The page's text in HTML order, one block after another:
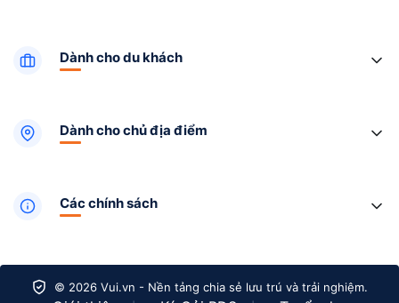
Dành cho du khách
Dành cho chủ địa điểm
Các chính sách
© 2026 Vui.vn - Nền tảng chia sẻ lưu trú và trải nghiệm.